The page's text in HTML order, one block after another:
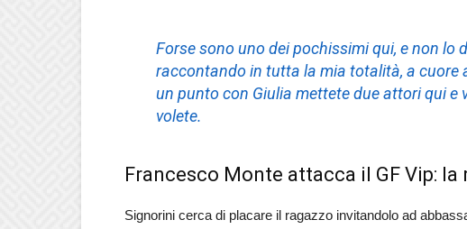
Forse sono uno dei pochissimi qui, e non lo
raccontando in tutta la mia totalità, a cuore
un punto con Giulia mettete due attori qui
volete.
Francesco Monte attacca il GF Vip:
Signorini cerca di placare il ragazzo invitandolo ad